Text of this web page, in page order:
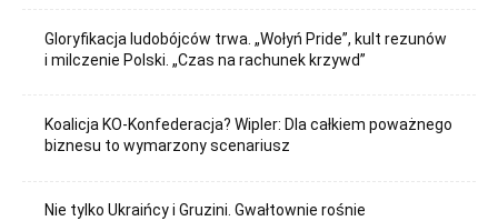
Gloryfikacja ludobójców trwa. „Wołyń Pride”, kult rezunów
i milczenie Polski. „Czas na rachunek krzywd”
Koalicja KO-Konfederacja? Wipler: Dla całkiem poważnego
biznesu to wymarzony scenariusz
Nie tylko Ukraińcy i Gruzini. Gwałtownie rośnie